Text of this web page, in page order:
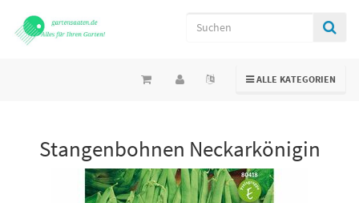
TOGGLE NAVIGATION
ALLE KATEGORIEN
Stangenbohnen Neckarkönigin